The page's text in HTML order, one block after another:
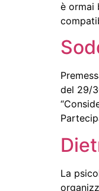
è ormai
del 29/
La